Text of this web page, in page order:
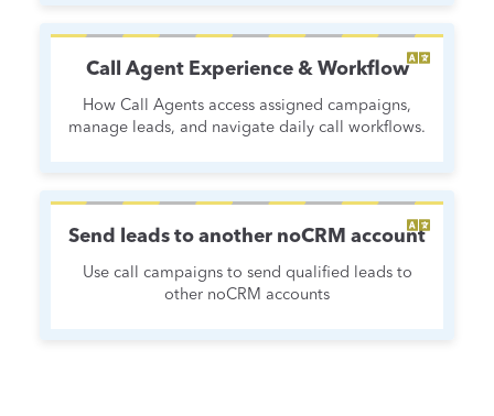
Call Agent Experience & Workflow
How Call Agents access assigned campaigns,
manage leads, and navigate daily call workflows.
Send leads to another noCRM account
Use call campaigns to send qualified leads to
other noCRM accounts